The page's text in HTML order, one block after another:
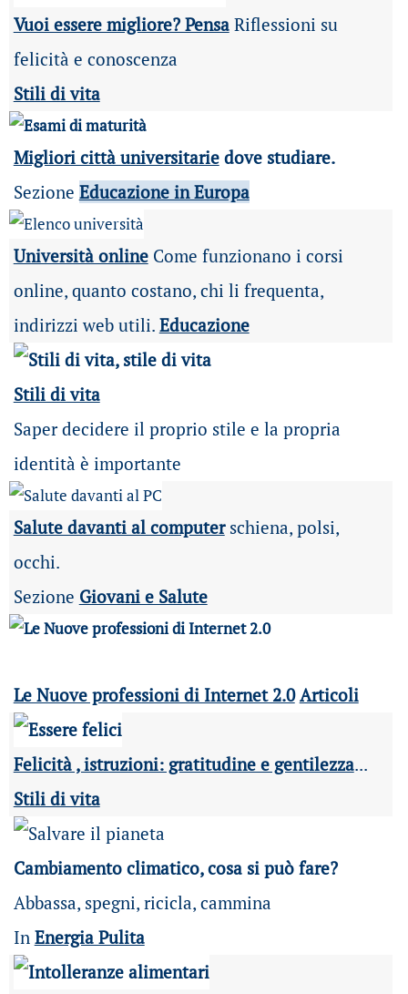
Vuoi essere migliore? PensaRiflessioni su
felicità e conoscenza
Stili di vita
Migliori città universitariedove studiare.
Sezione Educazione in Europa
Università online Come funzionano i corsi
online, quanto costano, chi li frequenta,
indirizzi web utili. Educazione
Stili di vita
Saper decidere il proprio stile e la propria
identità è importante
Salute davanti al computerschiena, polsi,
occhi.
Sezione Giovani e Salute
Le Nuove professioni di Internet 2.0 Articoli
Felicità , istruzioni: gratitudine e gentilezza...
Stili di vita
Cambiamento climatico, cosa si può fare?
Abbassa, spegni, ricicla, cammina
In Energia Pulita